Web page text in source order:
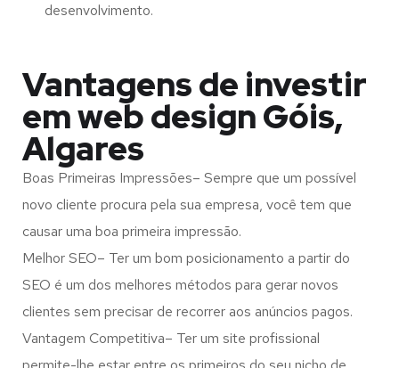
desenvolvimento.
Vantagens de investir
em web design Góis,
Algares
Boas Primeiras Impressões– Sempre que um possível
novo cliente procura pela sua empresa, você tem que
causar uma boa primeira impressão.
Melhor SEO– Ter um bom posicionamento a partir do
SEO é um dos melhores métodos para gerar novos
clientes sem precisar de recorrer aos anúncios pagos.
Vantagem Competitiva– Ter um site profissional